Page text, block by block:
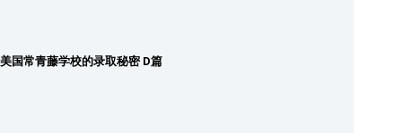
美国常青藤学校的录取秘密 D篇